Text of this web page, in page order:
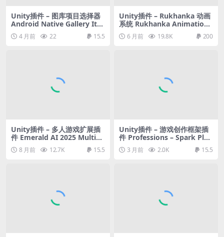
Unity插件 – 图库项目选择器
Android Native Gallery Ite
m Picker
4 月前 22 15.5
Unity插件 – Rukhanka 动画
系统 Rukhanka Animation
System 2
6 月前 19.8K 200
Unity插件 – 多人游戏扩展插
件 Emerald AI 2025 Multipl
ayer (Mirror)
8 月前 12.7K 15.5
Unity插件 – 游戏创作框架插
件 Professions – Spark Plug
in 3 月前 2.0K 15.5